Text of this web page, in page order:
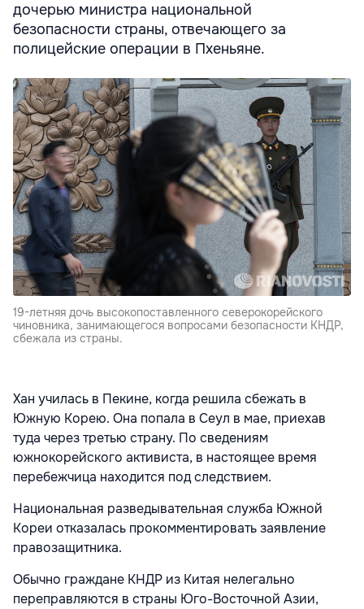
дочерью министра национальной
безопасности страны, отвечающего за
полицейские операции в Пхеньяне.
19-летняя дочь высокопоставленного северокорейского
чиновника, занимающегося вопросами безопасности КНДР,
сбежала из страны.
Хан училась в Пекине, когда решила сбежать в
Южную Корею. Она попала в Сеул в мае, приехав
туда через третью страну. По сведениям
южнокорейского активиста, в настоящее время
перебежчица находится под следствием.
Национальная разведывательная служба Южной
Кореи отказалась прокомментировать заявление
правозащитника.
Обычно граждане КНДР из Китая нелегально
переправляются в страны Юго-Восточной Азии,